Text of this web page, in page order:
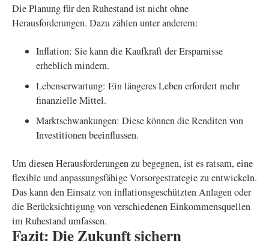
Die Planung für den Ruhestand ist nicht ohne
Herausforderungen. Dazu zählen unter anderem:
Inflation: Sie kann die Kaufkraft der Ersparnisse
erheblich mindern.
Lebenserwartung: Ein längeres Leben erfordert mehr
finanzielle Mittel.
Marktschwankungen: Diese können die Renditen von
Investitionen beeinflussen.
Um diesen Herausforderungen zu begegnen, ist es ratsam, eine
flexible und anpassungsfähige Vorsorgestrategie zu entwickeln.
Das kann den Einsatz von inflationsgeschützten Anlagen oder
die Berücksichtigung von verschiedenen Einkommensquellen
im Ruhestand umfassen.
Fazit: Die Zukunft sichern